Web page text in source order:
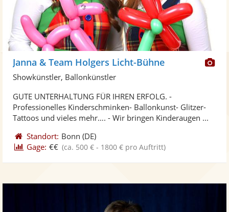
Janna & Team Holgers Licht-Bühne
Showkünstler, Ballonkünstler
GUTE UNTERHALTUNG FÜR IHREN ERFOLG. -
Professionelles Kinderschminken- Ballonkunst- Glitzer-
Tattoos und vieles mehr…. - Wir bringen Kinderaugen ...
Standort: Bonn (DE)
Gage: €€ (ca. 500 € - 1800 € pro Auftritt)